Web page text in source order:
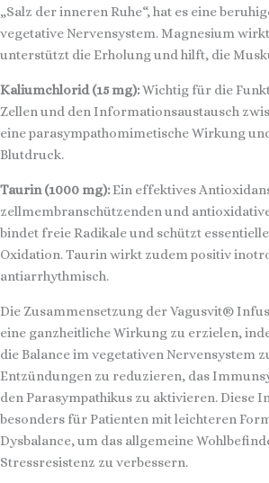
„Salz der inneren Ruhe“, hat es eine
vegetative Nervensystem. Magnesium
unterstützt die Erholung und hilft, die
Kaliumchlorid (15 mg):Wichtig für die
Zellen und den Informationsaustausch
eine parasympathomimetische Wirkung
Blutdruck.
Taurin (1000 mg): Ein effektives
zellmembranschützenden und
bindet freie Radikale und schützt
Oxidation. Taurin wirkt zudem positiv
antiarrhythmisch.
Die Zusammensetzung der Vagusvit®
eine ganzheitliche Wirkung zu erzielen,
die Balance im vegetativen Nervensystem
Entzündungen zu reduzieren, das
den Parasympathikus zu aktivieren. Diese
besonders für Patienten mit leichteren
Dysbalance, um das allgemeine
Stressresistenz zu verbessern.